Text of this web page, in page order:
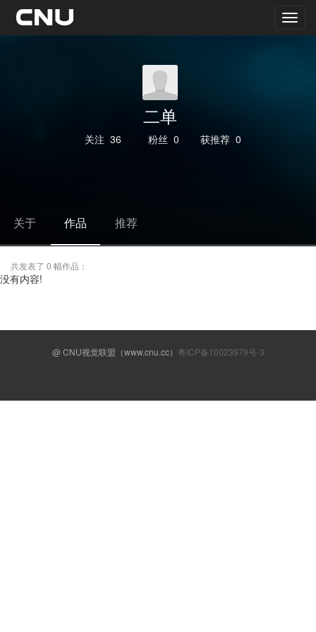
二单
关注 36 粉丝 0 获推荐 0
关于 作品 推荐
共发表了 0 幅作品：
没有内容!
@ CNU视觉联盟（www.cnu.cc） 粤ICP备10023979号-3